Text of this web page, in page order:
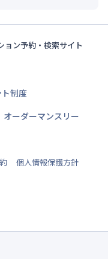
ョン予約・検索サイト
制度
オーダーマンスリー
個人情報保護方針